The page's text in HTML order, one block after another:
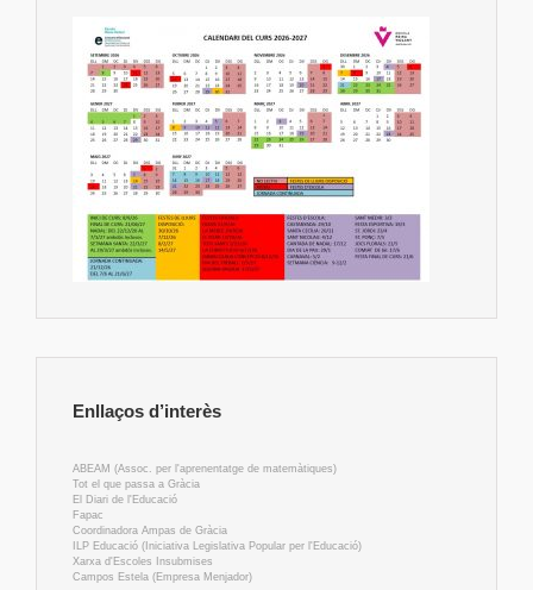
Enllaços d’interès
ABEAM (Assoc. per l'aprenentatge de matemàtiques)
Tot el que passa a Gràcia
El Diari de l'Educació
Fapac
Coordinadora Ampas de Gràcia
ILP Educació (Iniciativa Legislativa Popular per l'Educació)
Xarxa d'Escoles Insubmises
Campos Estela (Empresa Menjador)